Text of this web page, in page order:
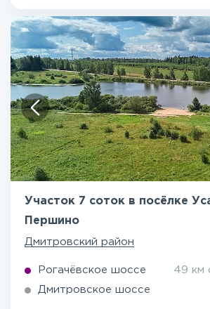
Участок 7 соток в посёлке
Першино
Дмитровский район
Рогачёвское шоссе 49 км
Дмитровское шоссе